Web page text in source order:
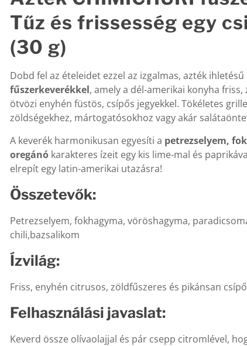
Tűz és frissesség egy
(30 g)
Dobd fel az ételeidet ezzel az izgalmas, azték ihletésű
fűszerkeverékkel, amely a dél-amerikai konyha
ötvözi enyhén füstös, csípős jegyekkel. Tökéletes
zöldségekhez, mártogatósokhoz vagy akár
A keverék harmonikusan egyesíti a petrezselyem,
oregánó karakteres ízeit egy kis lime-mal és
elrepít egy latin-amerikai utazásra!
Összetevők:
Petrezselyem, fokhagyma, vöröshagyma,
chili,bazsalikom
Ízvilág:
Friss, enyhén citrusos, zöldfűszeres és pikánsan
Felhasználási javaslat:
Keverd össze olívaolajjal és pár csepp citromlével,